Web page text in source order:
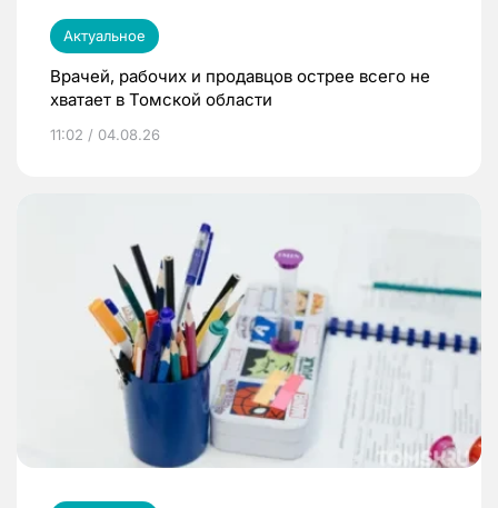
Актуальное
Врачей, рабочих и продавцов острее всего не
хватает в Томской области
11:02 / 04.08.26